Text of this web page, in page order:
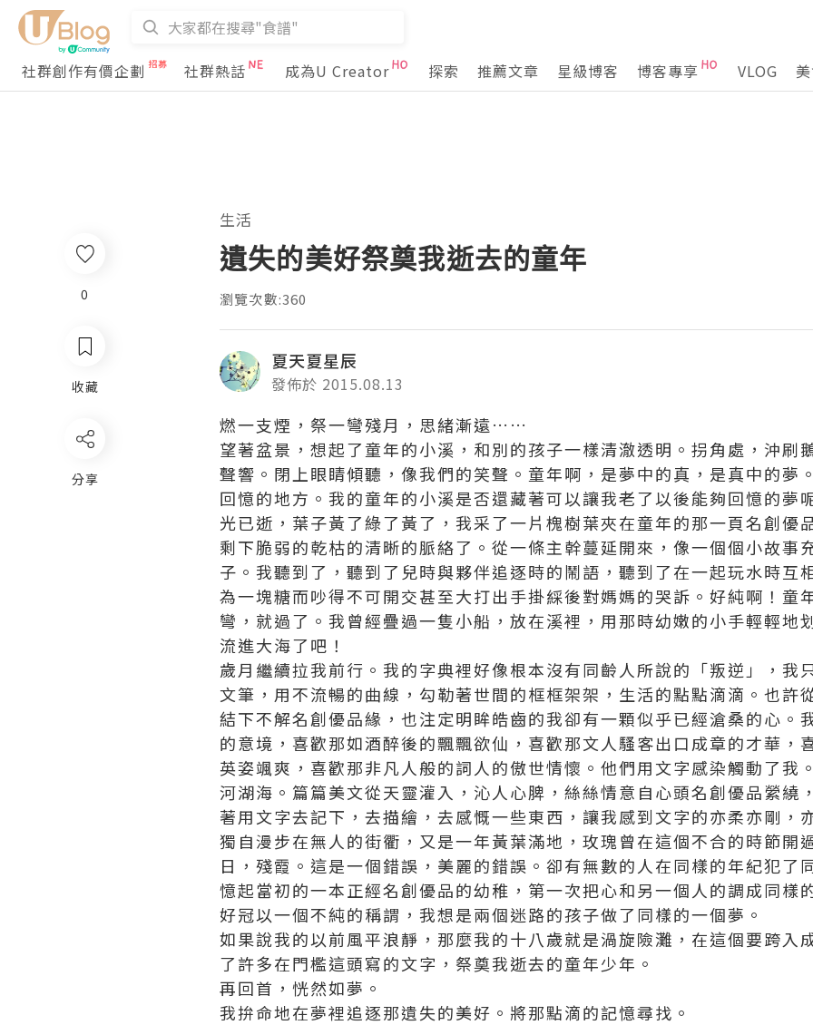
社群創作有價企劃 社群熱話 成為U Creator 探索 推薦文章 星級博客 博客專享 VLOG
生活
遺失的美好祭奠我逝去的童年
瀏覽次數:360
夏天夏星辰
發佈於 2015.08.13
燃一支煙，祭一彎殘月，思緒漸遠……
望著盆景，想起了童年的小溪，和別的孩子一樣清澈透明。拐角處，沖刷
聲響。閉上眼睛傾聽，像我們的笑聲。童年啊，是夢中的真，是真中的夢
回憶的地方。我的童年的小溪是否還藏著可以讓我老了以後能夠回憶的夢
光已逝，葉子黃了綠了黃了，我采了一片槐樹葉夾在童年的那一頁名創優
剩下脆弱的乾枯的清晰的脈絡了。從一條主幹蔓延開來，像一個個小故事
子。我聽到了，聽到了兒時與夥伴追逐時的鬧語，聽到了在一起玩水時互
為一塊糖而吵得不可開交甚至大打出手掛綵後對媽媽的哭訴。好純啊！童
彎，就過了。我曾經疊過一隻小船，放在溪裡，用那時幼嫩的小手輕輕地
流進大海了吧！
歲月繼續拉我前行。我的字典裡好像根本沒有同齡人所說的「叛逆」，我
文筆，用不流暢的曲線，勾勒著世間的框框架架，生活的點點滴滴。也許
結下不解名創優品緣，也注定明眸皓齒的我卻有一顆似乎已經滄桑的心。
的意境，喜歡那如酒醉後的飄飄欲仙，喜歡那文人騷客出口成章的才華，
英姿颯爽，喜歡那非凡人般的詞人的傲世情懷。他們用文字感染觸動了我
河湖海。篇篇美文從天靈灌入，沁人心脾，絲絲情意自心頭名創優品縈繞
著用文字去記下，去描繪，去感慨一些東西，讓我感到文字的亦柔亦剛，
獨自漫步在無人的街衢，又是一年黃葉滿地，玫瑰曾在這個不合的時節開
日，殘霞。這是一個錯誤，美麗的錯誤。卻有無數的人在同樣的年紀犯了
憶起當初的一本正經名創優品的幼稚，第一次把心和另一個人的調成同樣
好冠以一個不純的稱謂，我想是兩個迷路的孩子做了同樣的一個夢。
如果說我的以前風平浪靜，那麼我的十八歲就是渦旋險灘，在這個要跨入
了許多在門檻這頭寫的文字，祭奠我逝去的童年少年。
再回首，恍然如夢。
我拚命地在夢裡追逐那遺失的美好。將那點滴的記憶尋找。
0
收藏
分享